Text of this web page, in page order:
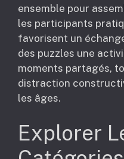
ensemble pour
les participants
favorisent un
des puzzles une
moments partagés,
distraction
les âges.
Explorer